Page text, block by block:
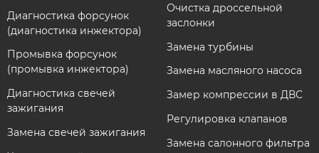
Диагностика форсунок
(диагностика инжектора)
Промывка форсунок
(промывка инжектора)
Диагностика свечей
зажигания
Замена свечей зажигания
Очистка дроссельной
заслонки
Замена турбины
Замена масляного насоса
Замер компрессии в ДВС
Регулировка клапанов
Замена салонного фильтра